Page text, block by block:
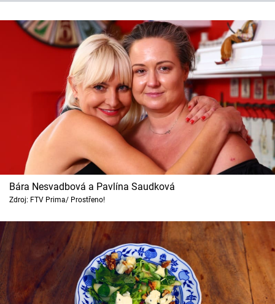
Bára Nesvadbová a Pavlína Saudková
Zdroj: FTV Prima/ Prostřeno!